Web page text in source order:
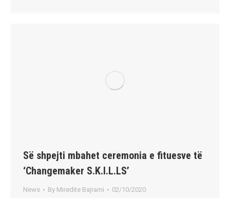
Së shpejti mbahet ceremonia e fituesve të
‘Changemaker S.K.I.L.LS’
News By Miredite Bajrami 02/10/2020